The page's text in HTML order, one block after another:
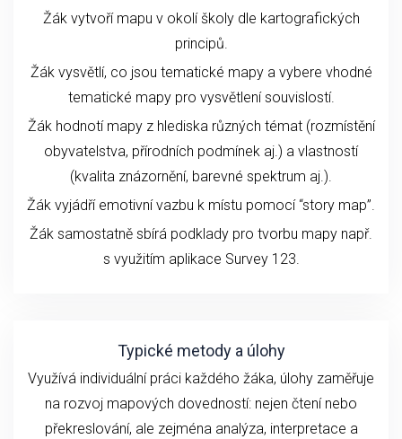
Žák vytvoří mapu v okolí školy dle kartografických
principů.
Žák vysvětlí, co jsou tematické mapy a vybere vhodné
tematické mapy pro vysvětlení souvislostí.
Žák hodnotí mapy z hlediska různých témat (rozmístění
obyvatelstva, přírodních podmínek aj.) a vlastností
(kvalita znázornění, barevné spektrum aj.).
Žák vyjádří emotivní vazbu k místu pomocí “story map”.
Žák samostatně sbírá podklady pro tvorbu mapy např.
s využitím aplikace Survey 123.
Typické metody a úlohy
Využívá individuální práci každého žáka, úlohy zaměřuje
na rozvoj mapových dovedností: nejen čtení nebo
překreslování, ale zejména analýza, interpretace a